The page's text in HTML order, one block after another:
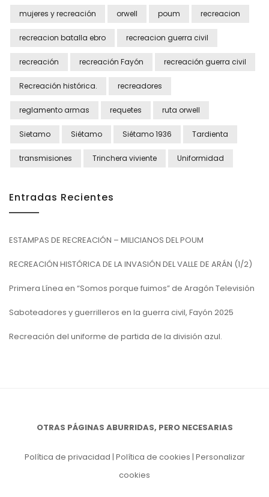
mujeres y recreación orwell poum recreacion
recreacion batalla ebro recreacion guerra civil
recreación recreación Fayón recreación guerra civil
Recreación histórica. recreadores
reglamento armas requetes ruta orwell
Sietamo Siétamo Siétamo 1936 Tardienta
transmisiones Trinchera viviente Uniformidad
Entradas Recientes
ESTAMPAS DE RECREACIÓN – MILICIANOS DEL POUM
RECREACIÓN HISTÓRICA DE LA INVASIÓN DEL VALLE DE ARÁN (1/2)
Primera Línea en “Somos porque fuimos” de Aragón Televisión
Saboteadores y guerrilleros en la guerra civil, Fayón 2025
Recreación del uniforme de partida de la división azul.
OTRAS PÁGINAS ABURRIDAS, PERO NECESARIAS
Política de privacidad | Política de cookies | Personalizar
cookies